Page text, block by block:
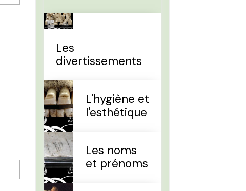
Les
divertissements
L'hygiène et
l'esthétique
Les noms
et prénoms